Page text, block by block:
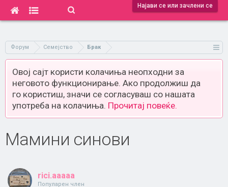
Најави се или зачлени се
Форум Семејство Брак
Овој сајт користи колачиња неопходни за
неговото функционирање. Ако продолжиш да
го користиш, значи се согласуваш со нашата
употреба на колачиња. Прочитај повеќе.
Мамини синови
rici.aaaaa
Популарен член